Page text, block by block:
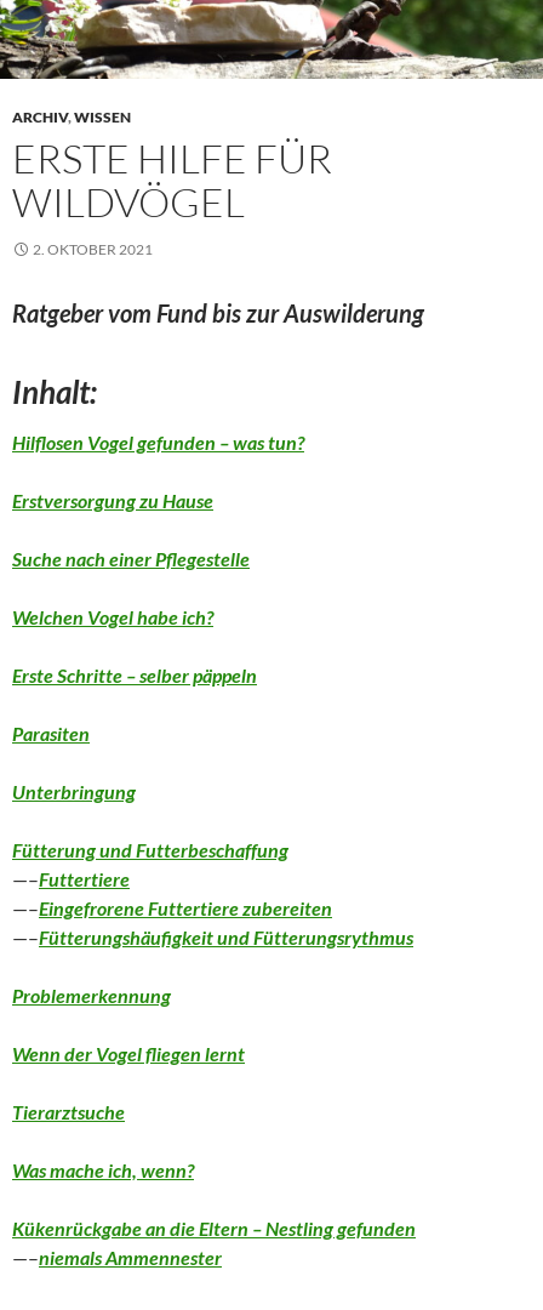
ARCHIV,WISSEN
ERSTE HILFE FÜR
WILDVÖGEL
2. OKTOBER 2021
Ratgeber vom Fund bis zur Auswilderung
Inhalt:
Hilflosen Vogel gefunden – was tun?
Erstversorgung zu Hause
Suche nach einer Pflegestelle
Welchen Vogel habe ich?
Erste Schritte – selber päppeln
Parasiten
Unterbringung
Fütterung und Futterbeschaffung
—–Futtertiere
—–Eingefrorene Futtertiere zubereiten
—–Fütterungshäufigkeit und Fütterungsrythmus
Problemerkennung
Wenn der Vogel fliegen lernt
Tierarztsuche
Was mache ich, wenn?
Kükenrückgabe an dieEltern – Nestling gefunden
—–niemalsAmmennester